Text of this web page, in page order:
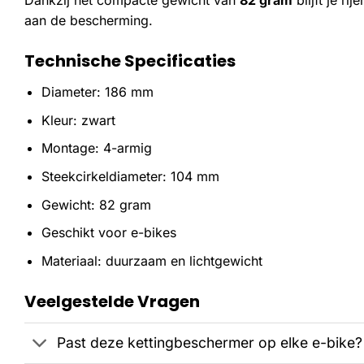
aan de bescherming.
Technische Specificaties
Diameter: 186 mm
Kleur: zwart
Montage: 4-armig
Steekcirkeldiameter: 104 mm
Gewicht: 82 gram
Geschikt voor e-bikes
Materiaal: duurzaam en lichtgewicht
Veelgestelde Vragen
Past deze kettingbeschermer op elke e-bike?